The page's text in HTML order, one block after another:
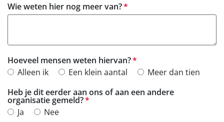
Wie weten hier nog meer van?verplicht
Hoeveel mensen weten hiervan?verplicht
Alleen ik
Een klein aantal
Meer dan tien
Heb je dit eerder aan ons of aan een andere
organisatie gemeld?verplicht
Ja
Nee